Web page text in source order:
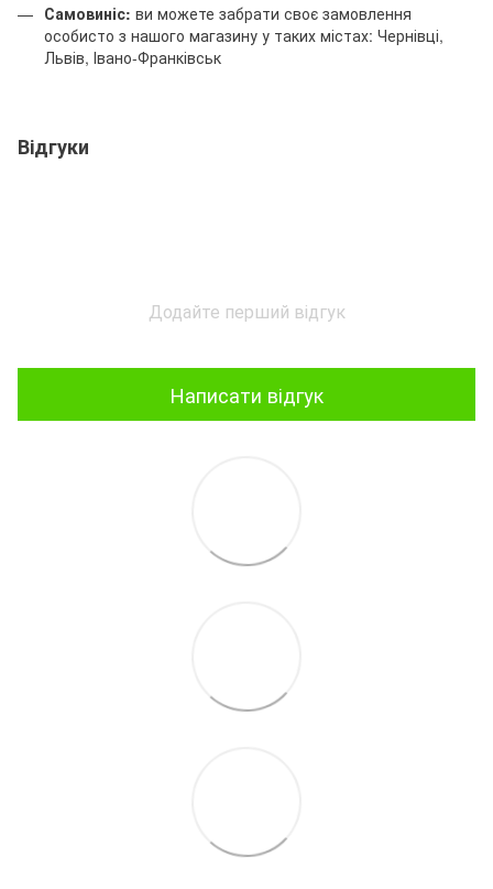
Самовиніс: ви можете забрати своє замовлення
особисто з нашого магазину у таких містах: Чернівці,
Львів, Івано-Франківськ
Відгуки
Додайте перший відгук
Написати відгук